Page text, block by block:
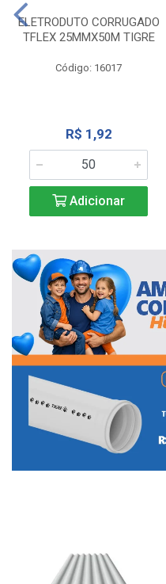
ELETRODUTO CORRUGADO
TFLEX 25MMX50M TIGRE
Código: 16017
R$ 1,92
Adicionar